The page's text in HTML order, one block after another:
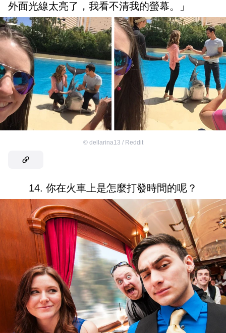
外面光線太亮了，我看不清我的螢幕。」
© dellarina13 / Reddit
14. 你在火車上是怎麼打發時間的呢？